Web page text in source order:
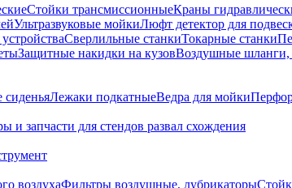
Стойки трансмиссионныеКраны
Ультразвуковые мойкиЛюфт детектор для
Сверлильные станкиТокарные станки
Защитные накидки на кузовВоздушные шланги,
Лежаки подкатныеВедра для мойки
и запчасти для стендов развал схождения
воздухаФильтры воздушные, лубрикаторы